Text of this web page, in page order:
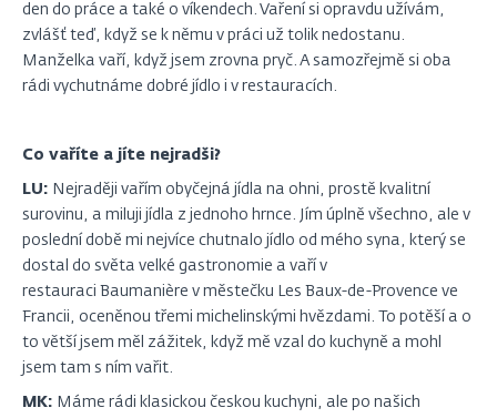
den do práce a také o víkendech. Vaření si opravdu užívám,
zvlášť teď, když se k němu v práci už tolik nedostanu.
Manželka vaří, když jsem zrovna pryč. A samozřejmě si oba
rádi vychutnáme dobré jídlo i v restauracích.
Co vaříte a jíte nejradši?
LU: Nejraději vařím obyčejná jídla na ohni, prostě kvalitní
surovinu, a miluji jídla z jednoho hrnce. Jím úplně všechno, ale v
poslední době mi nejvíce chutnalo jídlo od mého syna, který se
dostal do světa velké gastronomie a vaří v
restauraci Baumanière v městečku Les Baux-de-Provence ve
Francii, oceněnou třemi michelinskými hvězdami. To potěší a o
to větší jsem měl zážitek, když mě vzal do kuchyně a mohl
jsem tam s ním vařit.
MK: Máme rádi klasickou českou kuchyni, ale po našich